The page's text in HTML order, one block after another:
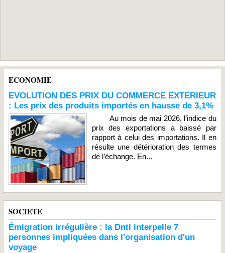
ECONOMIE
EVOLUTION DES PRIX DU COMMERCE EXTERIEUR
: Les prix des produits importés en hausse de 3,1%
Au mois de mai 2026, l’indice du
prix des exportations a baissé par
rapport à celui des importations. Il en
résulte une détérioration des termes
de l’échange. En...
SOCIETE
Émigration irrégulière : la Dntl interpelle 7
personnes impliquées dans l'organisation d'un
voyage